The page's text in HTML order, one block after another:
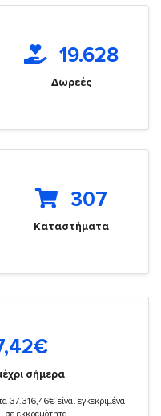
19.628
Δωρεές
307
Καταστήματα
€
σήμερα
37.316,46€ είναι εγκεκριμένα
σε εκκρεμότητα